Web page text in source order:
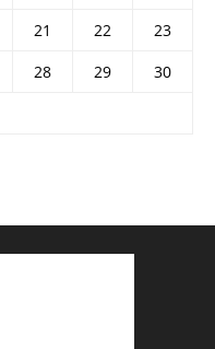
21 22
23
28 29
30